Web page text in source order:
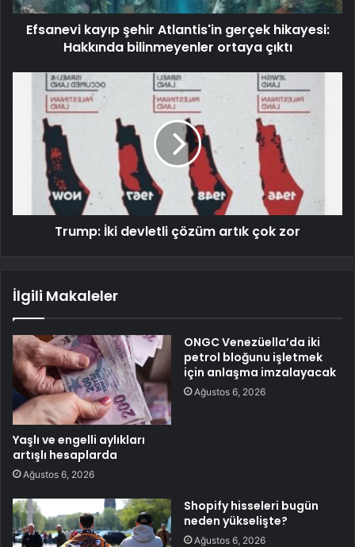
Efsanevi kayıp şehir Atlantis'in gerçek hikayesi:
Hakkında bilinmeyenler ortaya çıktı
Trump: İki devletli çözüm artık çok zor
İlgili Makaleler
Yaşlı ve engelli aylıkları
artışlı hesaplarda
Ağustos 6, 2026
ONGC Venezüella’da iki
petrol bloğunu işletmek
için anlaşma imzalayacak
Ağustos 6, 2026
Shopify hisseleri bugün
neden yükselişte?
Ağustos 6, 2026